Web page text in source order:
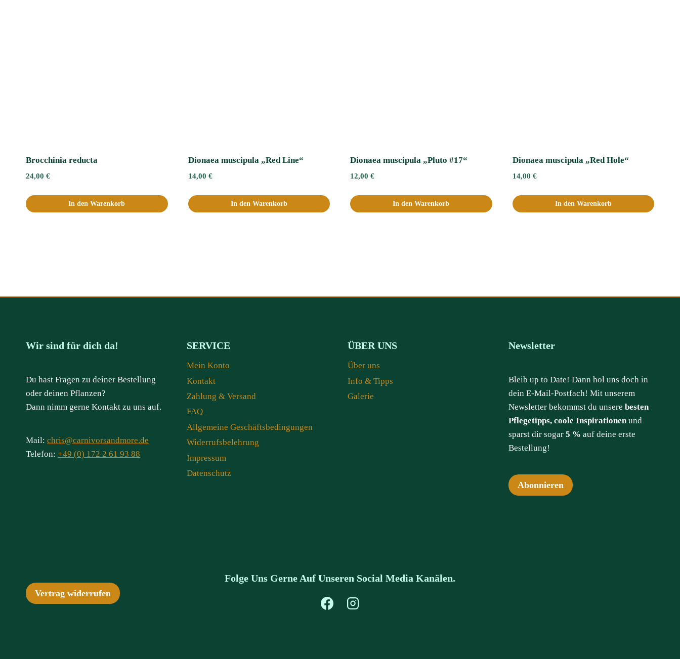
Brocchinia reducta
24,00 €
In den Warenkorb
Dionaea muscipula „Red Line“
14,00 €
In den Warenkorb
Dionaea muscipula „Pluto #17“
12,00 €
In den Warenkorb
Dionaea muscipula „Red Hole“
14,00 €
In den Warenkorb
Wir sind für dich da!
Du hast Fragen zu deiner Bestellung
oder deinen Pflanzen?
Dann nimm gerne Kontakt zu uns auf.
Mail: chris@carnivorsandmore.de
Telefon: +49 (0) 172 2 61 93 88
SERVICE
Mein Konto
Kontakt
Zahlung & Versand
FAQ
Allgemeine Geschäftsbedingungen
Widerrufsbelehrung
Impressum
Datenschutz
ÜBER UNS
Über uns
Info & Tipps
Galerie
Newsletter
Bleib up to Date! Dann hol uns doch in
dein E-Mail-Postfach! Mit unserem
Newsletter bekommst du unsere besten
Pflegetipps, coole Inspirationen und
sparst dir sogar 5 % auf deine erste
Bestellung!
Abonnieren
Vertrag widerrufen
Folge Uns Gerne Auf Unseren Social Media Kanälen.